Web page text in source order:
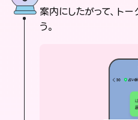
案内にしたがって、ト
う。